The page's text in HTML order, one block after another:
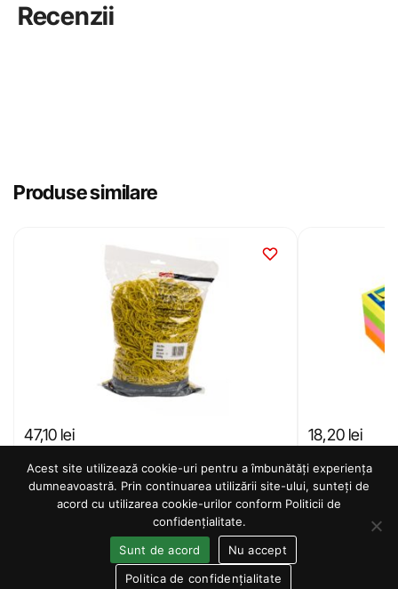
Recenzii
Produse similare
47,10 lei
Adaugă în coș
18,20 lei
Acest site utilizează cookie-uri pentru a îmbunătăți experiența
dumneavoastră. Prin continuarea utilizării site-ului, sunteți de
acord cu utilizarea cookie-urilor conform Politicii de
confidențialitate.
Sunt de acord
Nu accept
Politica de confidențialitate